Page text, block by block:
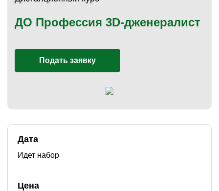
ДО Профессия 3D-дженералист
Подать заявку
Дата
Идет набор
Цена